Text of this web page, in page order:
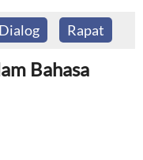
Dialog Rapat
Bahasa